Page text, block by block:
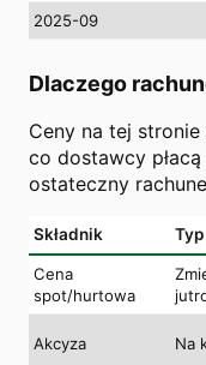
2025-09
Dlaczego
Ceny na tej
co dostawcy
ostateczny
Składnik Typ
Cena
spot/hurtowa
Akcyza Na